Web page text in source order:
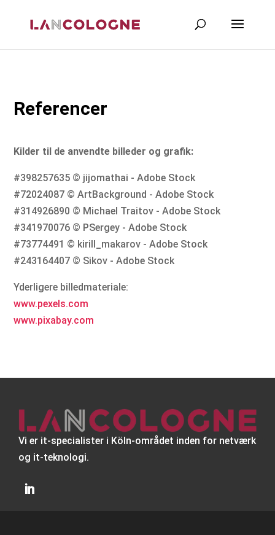
Referencer
Kilder til de anvendte billeder og grafik:
#398257635 © jijomathai - Adobe Stock
#72024087 © ArtBackground - Adobe Stock
#314926890 © Michael Traitov - Adobe Stock
#341970076 © PSergey - Adobe Stock
#73774491 © kirill_makarov - Adobe Stock
#243164407 © Sikov - Adobe Stock
Yderligere billedmateriale:
www.pexels.com
www.pixabay.com
Vi er it-specialister i Köln-området inden for netværk
og it-teknologi.